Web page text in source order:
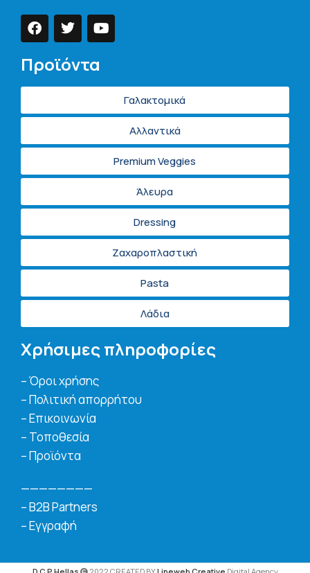
Προϊόντα
Γαλακτομικά
Αλλαντικά
Premium Veggies
Άλευρα
Dressing
Ζαχαροπλαστική
Pasta
Λάδια
Χρήσιμες πληροφορίες
– Όροι χρήσης
– Πολιτική απορρήτου
– Επικοινωνία
– Τοποθεσία
– Προϊόντα
————————
– B2B Partners
– Εγγραφή